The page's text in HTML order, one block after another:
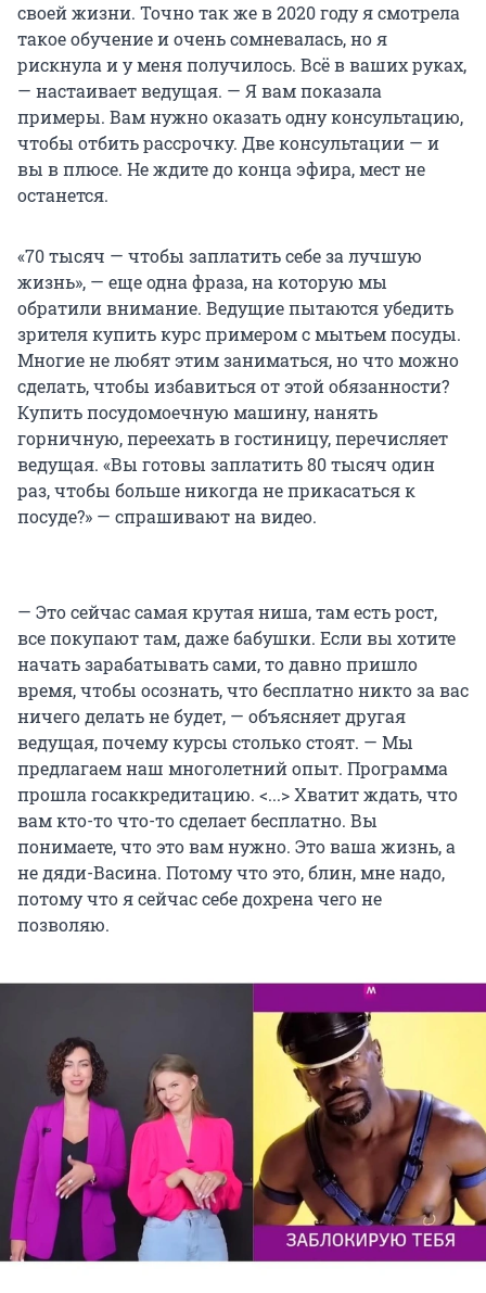
своей жизни. Точно так же в 2020 году я смотрела
такое обучение и очень сомневалась, но я
рискнула и у меня получилось. Всё в ваших руках,
— настаивает ведущая. — Я вам показала
примеры. Вам нужно оказать одну консультацию,
чтобы отбить рассрочку. Две консультации — и
вы в плюсе. Не ждите до конца эфира, мест не
останется.
«70 тысяч — чтобы заплатить себе за лучшую
жизнь», — еще одна фраза, на которую мы
обратили внимание. Ведущие пытаются убедить
зрителя купить курс примером с мытьем посуды.
Многие не любят этим заниматься, но что можно
сделать, чтобы избавиться от этой обязанности?
Купить посудомоечную машину, нанять
горничную, переехать в гостиницу, перечисляет
ведущая. «Вы готовы заплатить 80 тысяч один
раз, чтобы больше никогда не прикасаться к
посуде?» — спрашивают на видео.
— Это сейчас самая крутая ниша, там есть рост,
все покупают там, даже бабушки. Если вы хотите
начать зарабатывать сами, то давно пришло
время, чтобы осознать, что бесплатно никто за вас
ничего делать не будет, — объясняет другая
ведущая, почему курсы столько стоят. — Мы
предлагаем наш многолетний опыт. Программа
прошла госаккредитацию. <...> Хватит ждать, что
вам кто-то что-то сделает бесплатно. Вы
понимаете, что это вам нужно. Это ваша жизнь, а
не дяди-Васина. Потому что это, блин, мне надо,
потому что я сейчас себе дохрена чего не
позволяю.